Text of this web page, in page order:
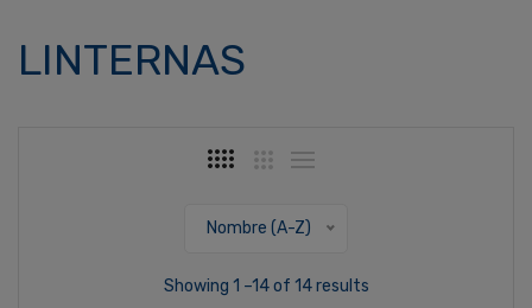
LINTERNAS
Nombre (A-Z)
Showing 1 –14 of 14 results